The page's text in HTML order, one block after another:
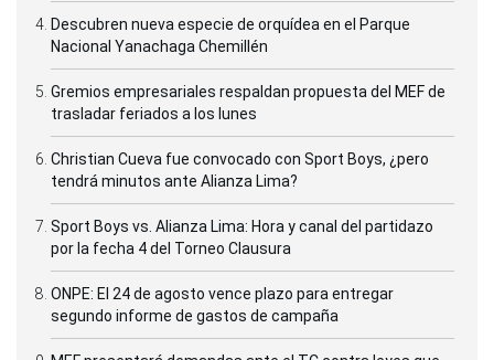
Descubren nueva especie de orquídea en el Parque
Nacional Yanachaga Chemillén
Gremios empresariales respaldan propuesta del MEF de
trasladar feriados a los lunes
Christian Cueva fue convocado con Sport Boys, ¿pero
tendrá minutos ante Alianza Lima?
Sport Boys vs. Alianza Lima: Hora y canal del partidazo
por la fecha 4 del Torneo Clausura
ONPE: El 24 de agosto vence plazo para entregar
segundo informe de gastos de campaña